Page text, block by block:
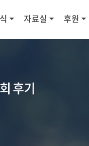
자료실 후원
후기